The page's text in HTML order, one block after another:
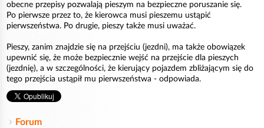
obecne przepisy pozwalają pieszym na bezpieczne poruszanie się.
Po pierwsze przez to, że kierowca musi pieszemu ustąpić
pierwszeństwa. Po drugie, pieszy także musi uważać.
Pieszy, zanim znajdzie się na przejściu (jezdni), ma także obowiązek
upewnić się, że może bezpiecznie wejść na przejście dla pieszych
(jezdnię), a w szczególności, że kierujący pojazdem zbliżającym się do
tego przejścia ustąpił mu pierwszeństwa - odpowiada.
Forum